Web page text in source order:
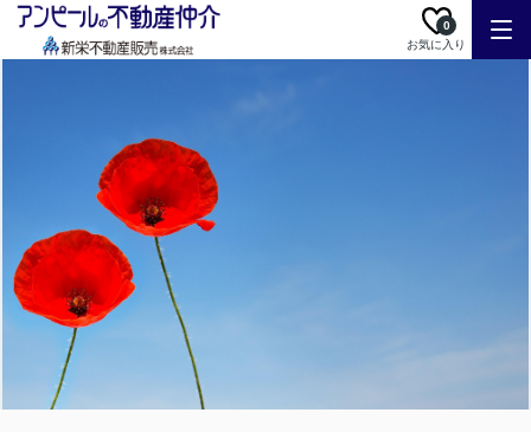
お気に入り
0